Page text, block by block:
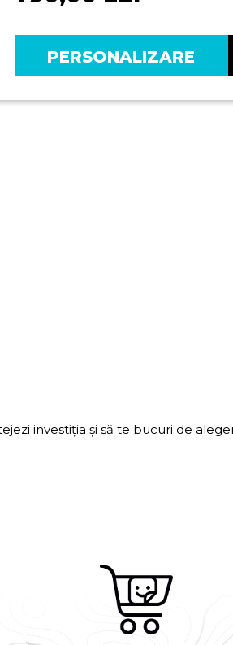
PERSONALIZARE
investiția și să te bucuri de